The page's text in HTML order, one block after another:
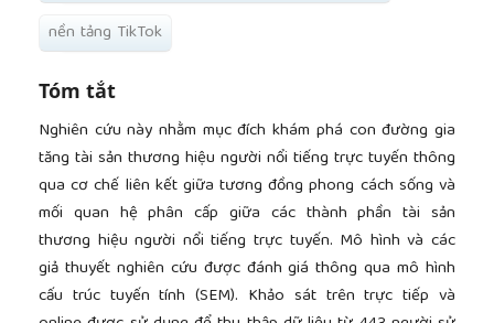
nền tảng TikTok
Tóm tắt
Nghiên cứu này nhằm mục đích khám phá con đường gia
tăng tài sản thương hiệu người nổi tiếng trực tuyến thông
qua cơ chế liên kết giữa tương đồng phong cách sống và
mối quan hệ phân cấp giữa các thành phần tài sản
thương hiệu người nổi tiếng trực tuyến. Mô hình và các
giả thuyết nghiên cứu được đánh giá thông qua mô hình
cấu trúc tuyến tính (SEM). Khảo sát trên trực tiếp và